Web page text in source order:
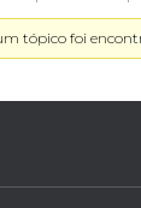
tópico foi